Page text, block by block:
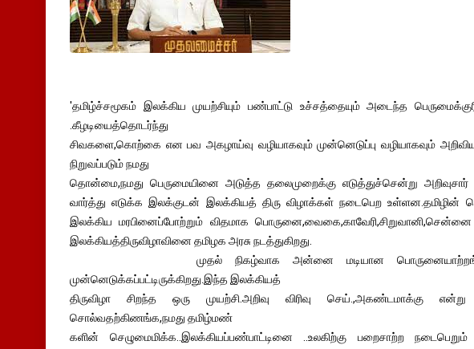
'தமிழ்ச்சமூகம் இலக்கிய முயற்சியும் பண்பாட்டு உச்சத்தையும் அடைந்த
.கீழடியைத்தொடர்ந்து
சிவகளை,கொற்கை என பவ அகழாய்வு வழியாகவும் முன்னெடுப்பு வழியாகவும்
நிறுவப்படும் நமது
தொன்மை,நமது பெருமையினை அடுத்த தலைமுறைக்கு எடுத்துச்சென்று
வார்த்து எடுக்க இலக்குடன் இலக்கியத் திரு விழாக்கள் நடைபெற உள்ளன.தமிழின்
இலக்கிய மரபினைப்போற்றும் விதமாக
இலக்கியத்திருவிழாவினை தமிழக அரசு நடத்துகிறது.
முதல் நிகழ்வாக அன்னை மடியான
முன்னெடுக்கப்பட்டிருக்கிறது.இந்த இலக்கியத்
திருவிழா சிறந்த ஒரு முயற்சி.அறிவு விரிவு செய்.,அகண்டமாக்கு என்று
சொல்வதற்கிணங்க,நமது தமிழ்மண்
களின் செழுமைமிக்க..இலக்கியப்பண்பாட்டினை ..உலகிற்கு பறைசாற்ற